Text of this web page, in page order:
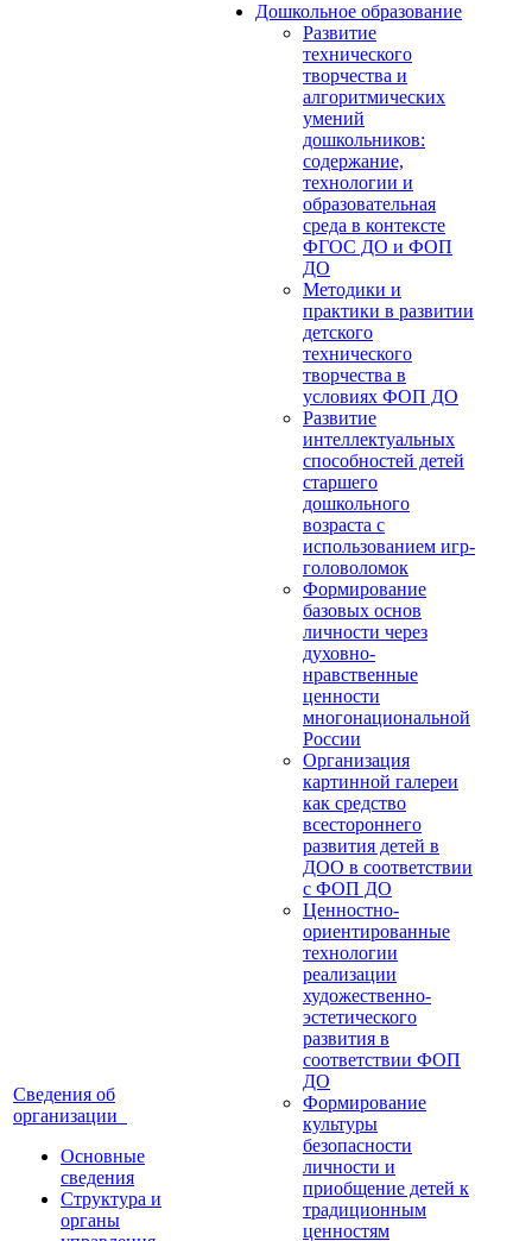
Сведения об
организации
Основные
сведения
Структура и
органы
Дошкольное образование
Развитие
технического
творчества и
алгоритмических
умений
дошкольников:
содержание,
технологии и
образовательная
среда в контексте
ФГОС ДО и ФОП
ДО
Методики и
практики в развитии
детского
технического
творчества в
условиях ФОП ДО
Развитие
интеллектуальных
способностей детей
старшего
дошкольного
возраста с
использованием игр-
головоломок
Формирование
базовых основ
личности через
духовно-
нравственные
ценности
многонациональной
России
Организация
картинной галереи
как средство
всестороннего
развития детей в
ДОО в соответствии
с ФОП ДО
Ценностно-
ориентированные
технологии
реализации
художественно-
эстетического
развития в
соответствии ФОП
ДО
Формирование
культуры
безопасности
личности и
приобщение детей к
традиционным
ценностям